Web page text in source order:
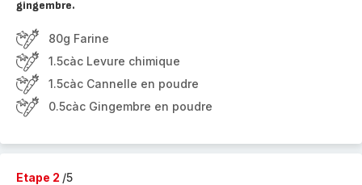
gingembre.
80g Farine
1.5càc Levure chimique
1.5càc Cannelle en poudre
0.5càc Gingembre en poudre
Etape 2 /5